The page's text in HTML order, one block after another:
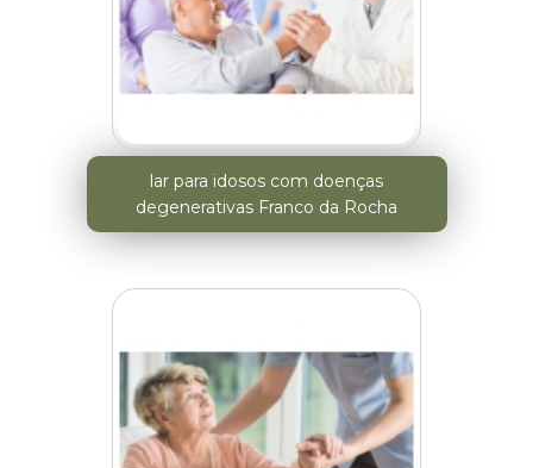
lar para idosos com doenças
degenerativas Franco da Rocha